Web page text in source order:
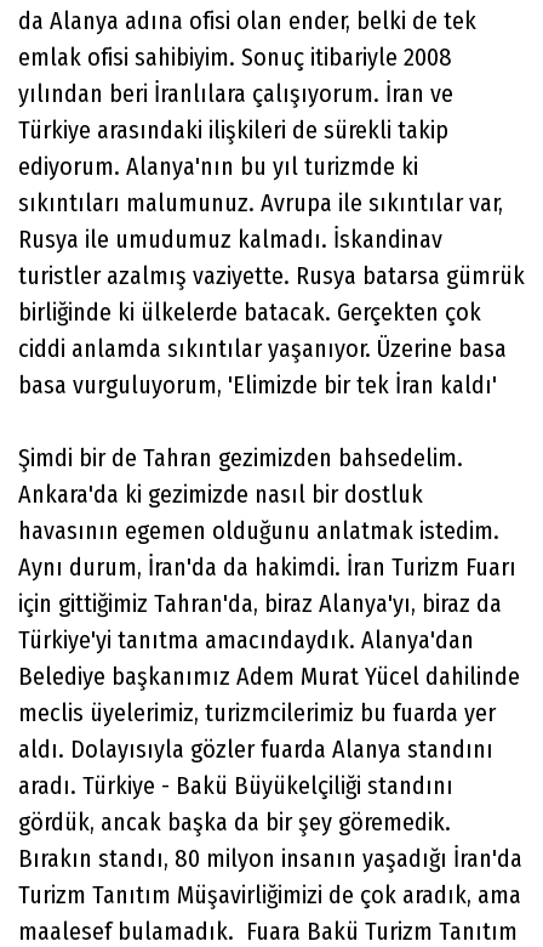
da Alanya adına ofisi olan ender, belki de tek
emlak ofisi sahibiyim. Sonuç itibariyle 2008
yılından beri İranlılara çalışıyorum. İran ve
Türkiye arasındaki ilişkileri de sürekli takip
ediyorum. Alanya'nın bu yıl turizmde ki
sıkıntıları malumunuz. Avrupa ile sıkıntılar var,
Rusya ile umudumuz kalmadı. İskandinav
turistler azalmış vaziyette. Rusya batarsa gümrük
birliğinde ki ülkelerde batacak. Gerçekten çok
ciddi anlamda sıkıntılar yaşanıyor. Üzerine basa
basa vurguluyorum, 'Elimizde bir tek İran kaldı'
Şimdi bir de Tahran gezimizden bahsedelim.
Ankara'da ki gezimizde nasıl bir dostluk
havasının egemen olduğunu anlatmak istedim.
Aynı durum, İran'da da hakimdi. İran Turizm Fuarı
için gittiğimiz Tahran'da, biraz Alanya'yı, biraz da
Türkiye'yi tanıtma amacındaydık. Alanya'dan
Belediye başkanımız Adem Murat Yücel dahilinde
meclis üyelerimiz, turizmcilerimiz bu fuarda yer
aldı. Dolayısıyla gözler fuarda Alanya standını
aradı. Türkiye - Bakü Büyükelçiliği standını
gördük, ancak başka da bir şey göremedik.
Bırakın standı, 80 milyon insanın yaşadığı İran'da
Turizm Tanıtım Müşavirliğimizi de çok aradık, ama
maalesef bulamadık. Fuara Bakü Turizm Tanıtım